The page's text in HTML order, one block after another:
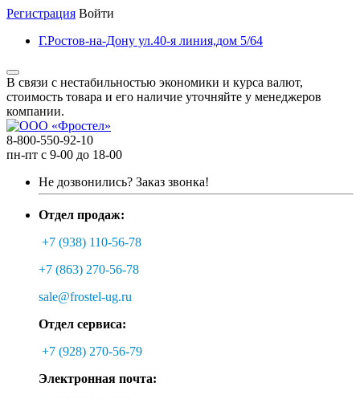
Регистрация Войти
Г.Ростов-на-Дону ул.40-я линия,дом 5/64
В связи с нестабильностью экономики и курса валют,
стоимость товара и его наличие уточняйте у менеджеров
компании.
8-800-550-92-10
пн-пт с 9-00 до 18-00
Не дозвонились? Заказ звонка!
Отдел продаж:
+7 (938) 110-56-78
+7 (863) 270-56-78
sale@frostel-ug.ru
Отдел сервиса:
+7 (928) 270-56-79
Электронная почта: